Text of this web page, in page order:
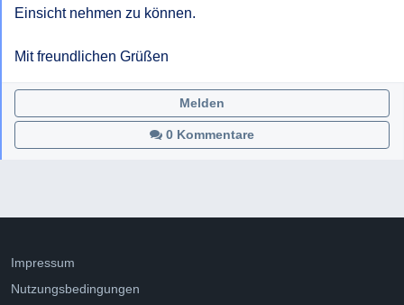
Einsicht nehmen zu können.
Mit freundlichen Grüßen
0 Kommentare
Melden
Impressum
Nutzungsbedingungen